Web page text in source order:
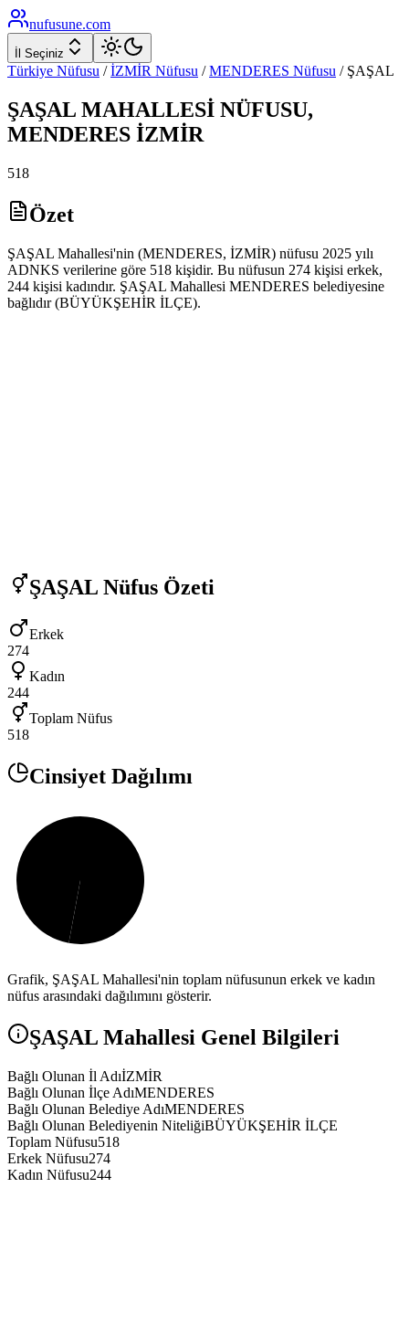
nufusune.com
İl Seçiniz
Türkiye Nüfusu / İZMİR Nüfusu / MENDERES Nüfusu / ŞAŞAL
ŞAŞAL MAHALLESİ NÜFUSU,
MENDERES İZMİR
518
Özet
ŞAŞAL Mahallesi'nin (MENDERES, İZMİR) nüfusu 2025 yılı
ADNKS verilerine göre 518 kişidir. Bu nüfusun 274 kişisi erkek,
244 kişisi kadındır. ŞAŞAL Mahallesi MENDERES belediyesine
bağlıdır (BÜYÜKŞEHİR İLÇE).
ŞAŞAL Nüfus Özeti
Erkek
274
Kadın
244
Toplam Nüfus
518
Cinsiyet Dağılımı
Grafik, ŞAŞAL Mahallesi'nin toplam nüfusunun erkek ve kadın
nüfus arasındaki dağılımını gösterir.
ŞAŞAL Mahallesi Genel Bilgileri
Bağlı Olunan İl AdıİZMİR
Bağlı Olunan İlçe AdıMENDERES
Bağlı Olunan Belediye AdıMENDERES
Bağlı Olunan Belediyenin NiteliğiBÜYÜKŞEHİR İLÇE
Toplam Nüfusu518
Erkek Nüfusu274
Kadın Nüfusu244